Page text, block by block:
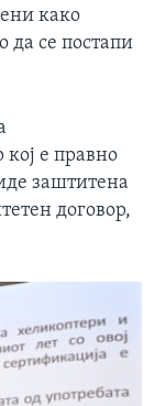
како
да се постапи
е правно
заштитена
договор,